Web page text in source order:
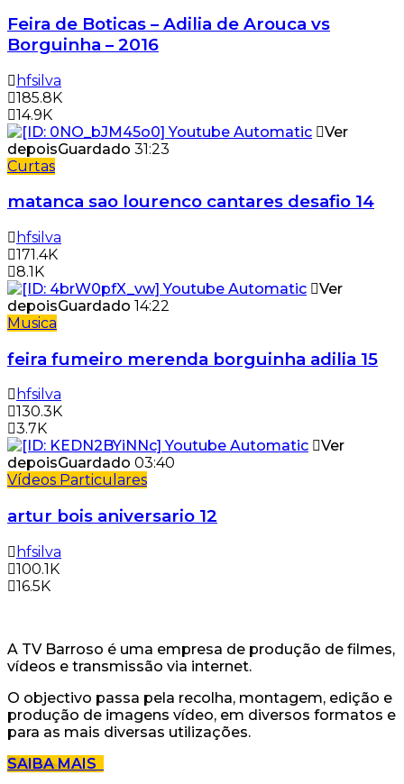
Feira de Boticas – Adilia de Arouca vs
Borguinha – 2016
hfsilva
185.8K
14.9K
Ver
depoisGuardado 31:23
Curtas
matanca sao lourenco cantares desafio 14
hfsilva
171.4K
8.1K
Ver
depoisGuardado 14:22
Musica
feira fumeiro merenda borguinha adilia 15
hfsilva
130.3K
3.7K
Ver
depoisGuardado 03:40
Vídeos Particulares
artur bois aniversario 12
hfsilva
100.1K
16.5K
A TV Barroso é uma empresa de produção de filmes,
vídeos e transmissão via internet.
O objectivo passa pela recolha, montagem, edição e
produção de imagens vídeo, em diversos formatos e
para as mais diversas utilizações.
SAIBA MAIS